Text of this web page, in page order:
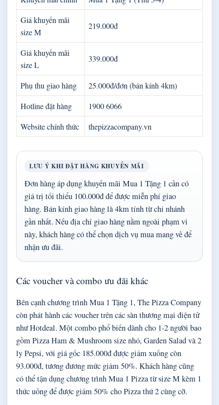
Giá khuyến mãi
size M
219.000đ
Giá khuyến mãi
size L
339.000đ
Phụ thu giao hàng
25.000đ/đơn (bán kính 4km)
Hotline đặt hàng
1900 6066
Website chính thức
thepizzacompany.vn
LƯU Ý KHI ĐẶT HÀNG KHUYẾN MÃI
Đơn hàng áp dụng khuyến mãi Mua 1 Tặng 1 cần có
giá trị tối thiểu 100.000đ để được miễn phí giao
hàng. Bán kính giao hàng là 4km tính từ chi nhánh
gần nhất. Nếu địa chỉ giao hàng nằm ngoài phạm vi
này, khách hàng có thể chọn dịch vụ mua mang về để
nhận ưu đãi.
Các voucher và combo ưu đãi khác
Bên cạnh chương trình Mua 1 Tặng 1, The Pizza Company
còn phát hành các voucher trên các sàn thương mại điện tử
như Hotdeal. Một combo phổ biến dành cho 1-2 người bao
gồm Pizza Ham & Mushroom size nhỏ, Garden Salad và 2
ly Pepsi, với giá gốc 185.000đ được giảm xuống còn
93.000đ, tương đương mức giảm 50%. Khách hàng cũng
có thể tận dụng chương trình Mua 1 Pizza từ size M kèm 1
thức uống để được giảm 50% cho Pizza thứ 2 cùng cỡ.